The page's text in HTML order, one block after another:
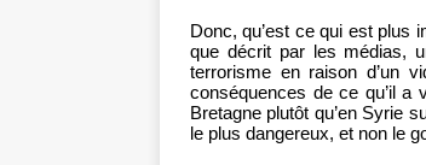
Donc, qu’est ce qui est plus
que décrit par les médias,
terrorisme en raison d’un
conséquences de ce qu’il a
Bretagne plutôt qu’en Syrie
le plus dangereux, et non le